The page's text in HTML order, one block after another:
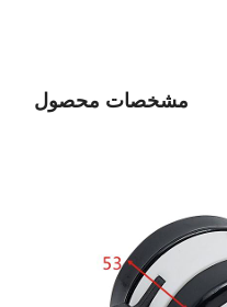
مشخصات محصول